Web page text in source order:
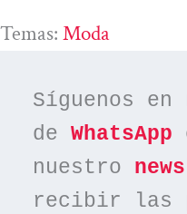
Temas: Moda
Síguenos
de WhatsApp
nuestro
recibir las